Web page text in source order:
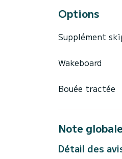
Options
Supplément
Wakeboard
Bouée tractée
Note
Détail des